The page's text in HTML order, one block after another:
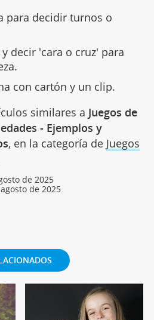
para decidir turnos o
decir 'cara o cruz' para
con cartón y un clip.
similares a Juegos de
- Ejemplos y
, en la categoría de Juegos
de 2025
de 2025